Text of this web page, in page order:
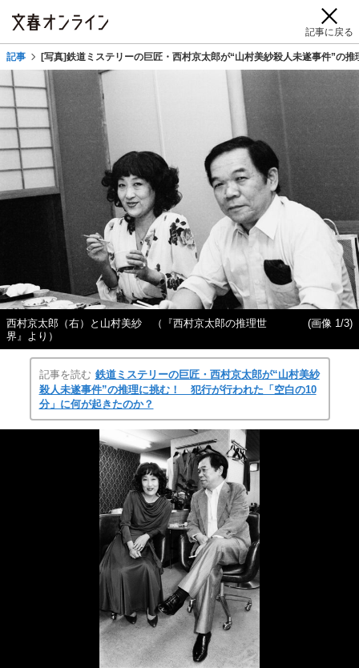
記事に戻る
記事 [写真]鉄道ミステリーの巨匠・西村京太郎が“山村美紗殺人未遂事件”の
西村京太郎（右）と山村美紗 （『西村京太郎の推理世
界』より）
(画像 1/3)
記事を読む 鉄道ミステリーの巨匠・西村京太郎が“山村美紗
殺人未遂事件”の推理に挑む！ 犯行が行われた「空白の10
分」に何が起きたのか？